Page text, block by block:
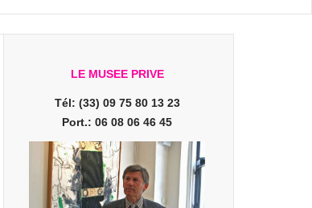
LE MUSEE PRIVE
Tél: (33) 09 75 80 13 23
Port.: 06 08 06 46 45